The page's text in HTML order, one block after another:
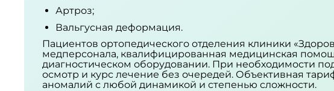
Артроз;
Вальгусная деформация.
Пациентов ортопедического отделения клиники
медперсонала, квалифицированная медицинская
диагностическом оборудовании. При необходимости
осмотр и курс лечение без очередей. Объективная
аномалий с любой динамикой и степенью сложности.